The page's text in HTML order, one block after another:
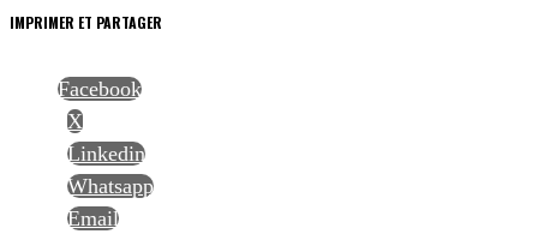
IMPRIMER ET PARTAGER
Facebook
X
Linkedin
Whatsapp
Email